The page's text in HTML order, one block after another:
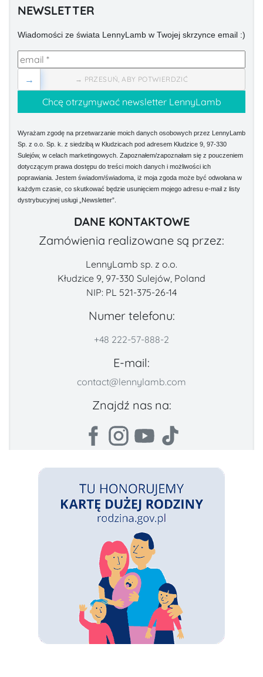
NEWSLETTER
Wiadomości ze świata LennyLamb w Twojej skrzynce email :)
→ PRZESUŃ, ABY POTWIERDZIĆ
→
Wyrażam zgodę na przetwarzanie moich danych osobowych przez LennyLamb
Sp. z o.o. Sp. k. z siedzibą w Kłudzicach pod adresem Kłudzice 9, 97-330
Sulejów, w celach marketingowych. Zapoznałem/zapoznałam się z pouczeniem
dotyczącym prawa dostępu do treści moich danych i możliwości ich
poprawiania. Jestem świadom/świadoma, iż moja zgoda może być odwołana w
każdym czasie, co skutkować będzie usunięciem mojego adresu e-mail z listy
dystrybucyjnej usługi „Newsletter”.
DANE KONTAKTOWE
Zamówienia realizowane są przez:
LennyLamb sp. z o.o.
Kłudzice 9, 97-330 Sulejów, Poland
NIP: PL 521-375-26-14
Numer telefonu:
+48 222-57-888-2
E-mail:
contact@lennylamb.com
Znajdź nas na: